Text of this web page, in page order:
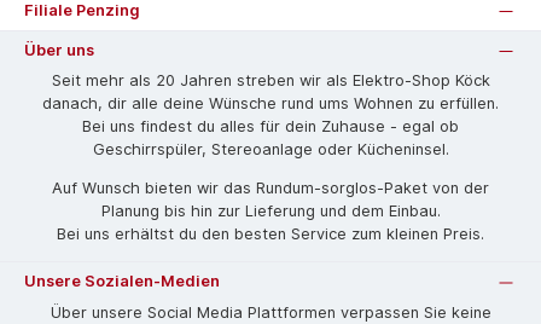
Filiale Penzing
Über uns
Seit mehr als 20 Jahren streben wir als Elektro-Shop Köck
danach, dir alle deine Wünsche rund ums Wohnen zu erfüllen.
Bei uns findest du alles für dein Zuhause - egal ob
Geschirrspüler, Stereoanlage oder Kücheninsel.
Auf Wunsch bieten wir das Rund­um-sorg­los-Pa­ket von der
Planung bis hin zur Lieferung und dem Einbau.
Bei uns erhältst du den besten Service zum kleinen Preis.
Unsere Sozialen-Medien
Über unsere Social Media Plattformen verpassen Sie keine